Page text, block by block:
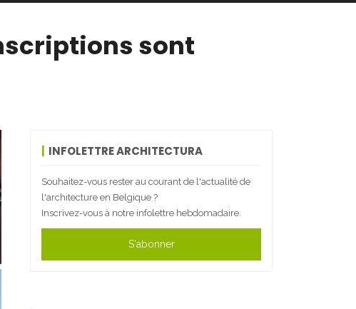
sont
INFOLETTRE ARCHITECTURA
Souhaitez-vous rester au courant de l'actualité de
l'architecture en Belgique ?
Inscrivez-vous à notre infolettre hebdomadaire.
S'abonner